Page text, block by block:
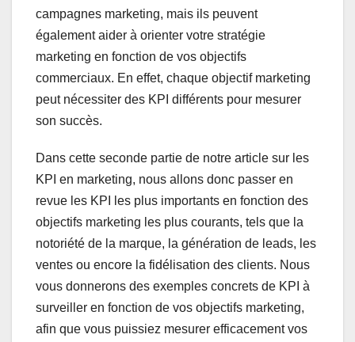
campagnes marketing, mais ils peuvent
également aider à orienter votre stratégie
marketing en fonction de vos objectifs
commerciaux. En effet, chaque objectif marketing
peut nécessiter des KPI différents pour mesurer
son succès.
Dans cette seconde partie de notre article sur les
KPI en marketing, nous allons donc passer en
revue les KPI les plus importants en fonction des
objectifs marketing les plus courants, tels que la
notoriété de la marque, la génération de leads, les
ventes ou encore la fidélisation des clients. Nous
vous donnerons des exemples concrets de KPI à
surveiller en fonction de vos objectifs marketing,
afin que vous puissiez mesurer efficacement vos